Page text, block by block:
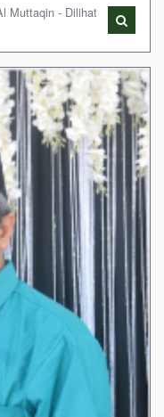
Muttaqin - Dilihat